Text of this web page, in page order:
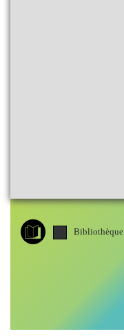
Bibliothèque